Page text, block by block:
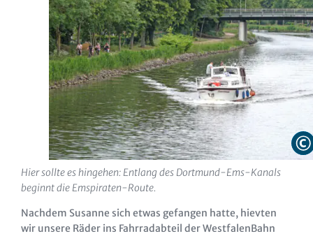
Hier sollte es hingehen: Entlang des Dortmund-Ems-Kanals
beginnt die Emspiraten-Route.
Nachdem Susanne sich etwas gefangen hatte, hievten
wir unsere Räder ins Fahrradabteil der WestfalenBahn